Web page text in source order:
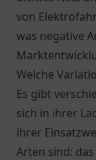
von
was negative
Welche
Es gibt
sich in ihrer
ihrer
Arten sind: